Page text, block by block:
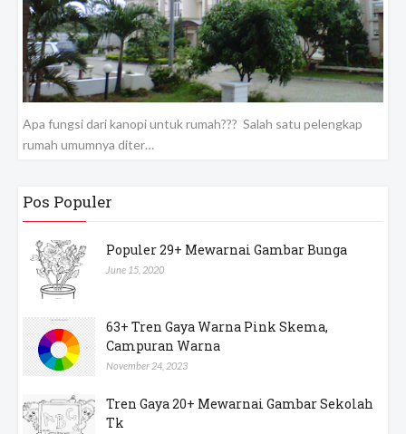
Apa fungsi dari kanopi untuk rumah??? Salah satu pelengkap
rumah umumnya diter…
Pos Populer
Populer 29+ Mewarnai Gambar Bunga
June 15, 2020
63+ Tren Gaya Warna Pink Skema,
Campuran Warna
November 24, 2023
Tren Gaya 20+ Mewarnai Gambar Sekolah
Tk